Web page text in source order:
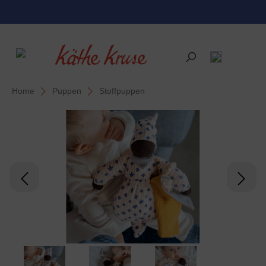
Home Puppen Stoffpuppen
Bildergalerie überspringen